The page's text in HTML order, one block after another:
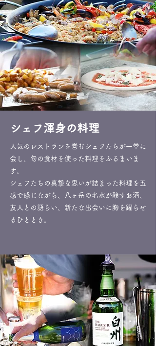
シェフ渾身の料理
人気のレストランを営むシェフたちが一堂に
会し、旬の食材を使った料理をふるまいま
す。
シェフたちの真摯な思いが詰まった料理を五
感で感じながら、八ヶ岳の名水が醸すお酒、
友人との語らい、新たな出会いに胸を躍らせ
るひととき。